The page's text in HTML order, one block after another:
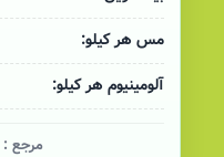
مس هر کیلو:
آلومینیوم هر کیلو:
مرجع :